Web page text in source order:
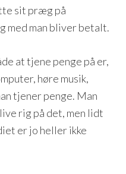
sit præg på
med man bliver betalt.
at tjene penge på er,
høre musik,
tjener penge. Man
rig på det, men lidt
er jo heller ikke